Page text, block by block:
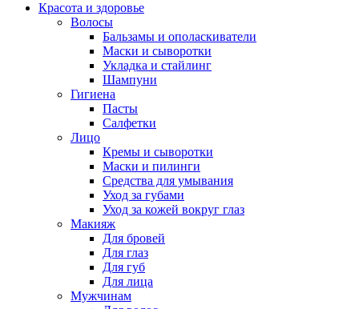
Красота и здоровье
Волосы
Бальзамы и ополаскиватели
Маски и сыворотки
Укладка и стайлинг
Шампуни
Гигиена
Пасты
Салфетки
Лицо
Кремы и сыворотки
Маски и пилинги
Средства для умывания
Уход за губами
Уход за кожей вокруг глаз
Макияж
Для бровей
Для глаз
Для губ
Для лица
Мужчинам